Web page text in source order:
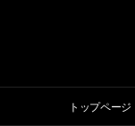
トップページ